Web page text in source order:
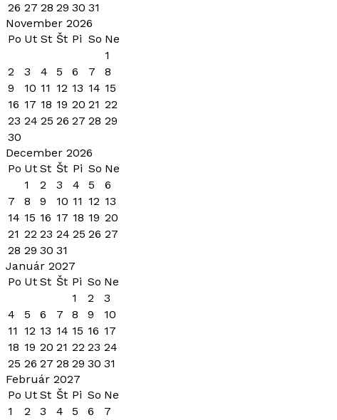
26 27 28 29 30 31
November 2026
Po Ut St Št Pi So Ne
1
2
3 4 5 6 7
8
9
10 11 12 13 14 15
16 17 18 19 20 21 22
23 24 25 26 27 28 29
30
December 2026
Po Ut St Št Pi So Ne
1
2 3 4 5
6
7
8 9 10 11 12 13
14 15 16 17 18 19 20
21 22 23 24 25 26 27
28 29 30 31
Január 2027
Po Ut St Št Pi So Ne
1
2
3
4
5 6 7 8 9
10
11
12 13 14 15 16 17
18 19 20 21 22 23 24
25 26 27 28 29 30 31
Február 2027
Po Ut St Št Pi So Ne
1
2 3 4 5 6
7